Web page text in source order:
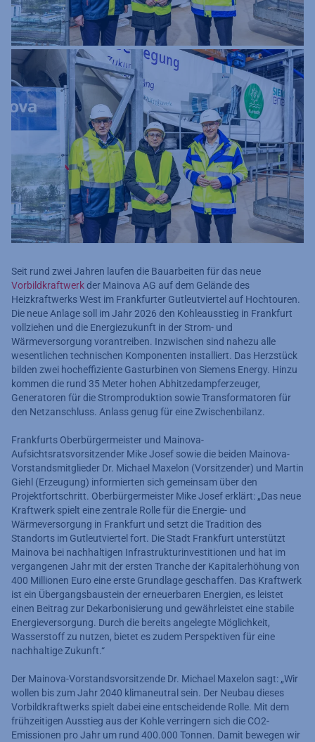
Seit rund zwei Jahren laufen die Bauarbeiten für das neue
Vorbildkraftwerkder Mainova AG auf dem Gelände des
Heizkraftwerks West im Frankfurter Gutleutviertel auf Hochtouren.
Die neue Anlage soll im Jahr 2026 den Kohleausstieg in Frankfurt
vollziehen und die Energiezukunft in der Strom- und
Wärmeversorgung vorantreiben. Inzwischen sind nahezu alle
wesentlichen technischen Komponenten installiert. Das Herzstück
bilden zwei hocheffiziente Gasturbinen von Siemens Energy. Hinzu
kommen die rund 35 Meter hohen Abhitzedampferzeuger,
Generatoren für die Stromproduktion sowie Transformatoren für
den Netzanschluss. Anlass genug für eine Zwischenbilanz.
Frankfurts Oberbürgermeister und Mainova-
Aufsichtsratsvorsitzender Mike Josef sowie die beiden Mainova-
Vorstandsmitglieder Dr. Michael Maxelon (Vorsitzender) und Martin
Giehl (Erzeugung) informierten sich gemeinsam über den
Projektfortschritt. Oberbürgermeister Mike Josef erklärt: „Das neue
Kraftwerk spielt eine zentrale Rolle für die Energie- und
Wärmeversorgung in Frankfurt und setzt die Tradition des
Standorts im Gutleutviertel fort. Die Stadt Frankfurt unterstützt
Mainova bei nachhaltigen Infrastrukturinvestitionen und hat im
vergangenen Jahr mit der ersten Tranche der Kapitalerhöhung von
400 Millionen Euro eine erste Grundlage geschaffen. Das Kraftwerk
ist ein Übergangsbaustein der erneuerbaren Energien, es leistet
einen Beitrag zur Dekarbonisierung und gewährleistet eine stabile
Energieversorgung. Durch die bereits angelegte Möglichkeit,
Wasserstoff zu nutzen, bietet es zudem Perspektiven für eine
nachhaltige Zukunft.“
Der Mainova-Vorstandsvorsitzende Dr. Michael Maxelon sagt: „Wir
wollen bis zum Jahr 2040 klimaneutral sein. Der Neubau dieses
Vorbildkraftwerks spielt dabei eine entscheidende Rolle. Mit dem
frühzeitigen Ausstieg aus der Kohle verringern sich die CO2-
Emissionen pro Jahr um rund 400.000 Tonnen. Damit bewegen wir